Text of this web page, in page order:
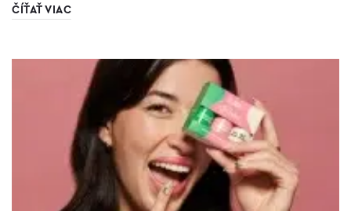
ČÍŤAŤ VIAC